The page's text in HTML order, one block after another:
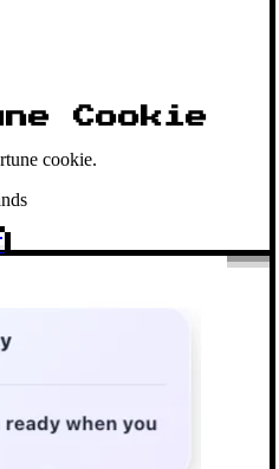
Cookie
cookie.